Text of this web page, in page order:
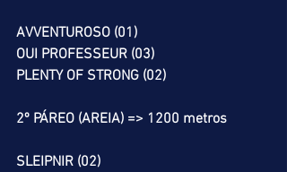
AVVENTUROSO (01)
OUI PROFESSEUR (03)
PLENTY OF STRONG (02)
2º PÁREO (AREIA) => 1200 metros
SLEIPNIR (02)